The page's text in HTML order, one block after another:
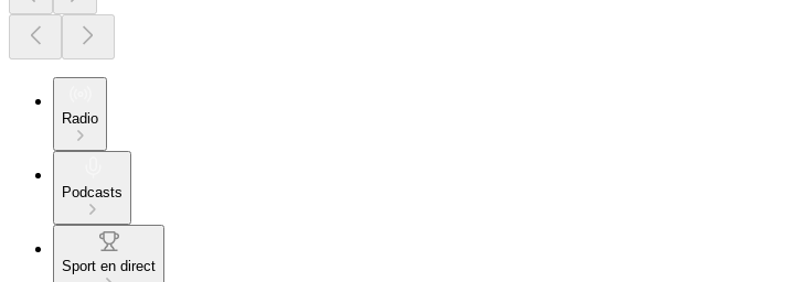
Radio
Podcasts
Sport en direct